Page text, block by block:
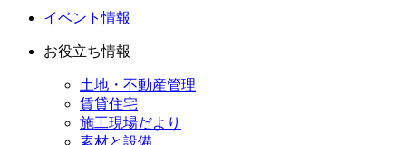
イベント情報
お役立ち情報
土地・不動産管理
賃貸住宅
施工現場だより
素材と設備